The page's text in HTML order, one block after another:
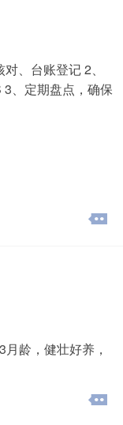
、台账登记 2、
、定期盘点，确保
龄，健壮好养，